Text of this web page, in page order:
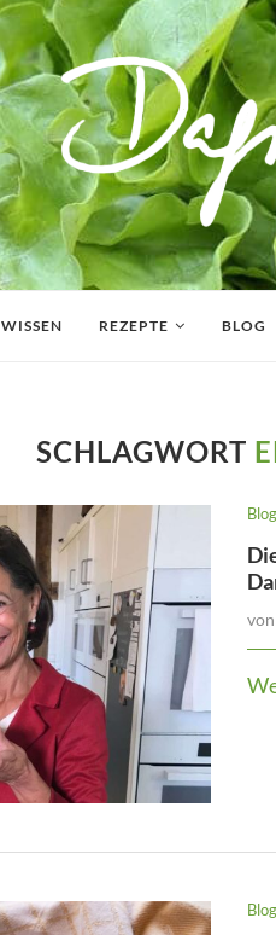
WISSEN REZEPTE BLOG
SCHLAGWORT
Blog
von
Blog